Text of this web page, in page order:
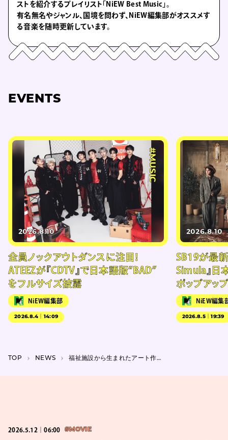
ストを紹介するプレイリスト「NiEW Best Music」。
有名無名やジャンル、国境を問わず、NiEW編集部がオススメす
る音楽を随時更新しています。
EVENTS
#MUSIC
2026.8.10
全員ノックアウトダンスに注目！
ATEEZが『CDTV』で日本語版“BAD”
をフルサイズ披露
NiEW編集部
2026.8.4｜14:09
2026.8.10
SB19が最
Simula』日
ポップアッ
NiEW編集
2026.8.5｜19:39
TOP NEWS 福祉施設から生まれたアート作品やプロダクトを紹介、こここ×starnetの共同企画展
2026.5.12｜06:00 #MOVIE